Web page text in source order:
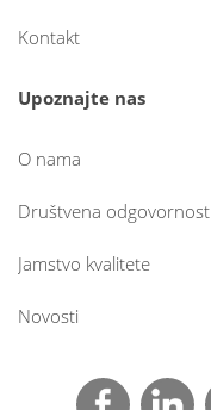
Kontakt
Upoznajte nas
O nama
Društvena odgovornost
Jamstvo kvalitete
Novosti